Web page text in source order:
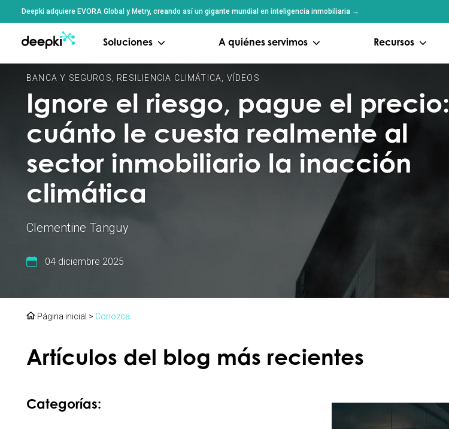
Deepki adquiere EVORA Global y Metry, creando así un gigante mundial en inteligencia inmobiliaria →
Soluciones A quiénes servimos Recursos
BANCA Y SEGUROS RESILIENCIA CLIMÁTICA VÍDEOS
Ignore el riesgo, pague el precio:
cuánto le cuesta realmente al
sector inmobiliario la inacción
climática
Clementine Tanguy
04 diciembre 2025
Página inicial > Conozca
Artículos del blog más recientes
Categorías:
Panel de gestión de cookies